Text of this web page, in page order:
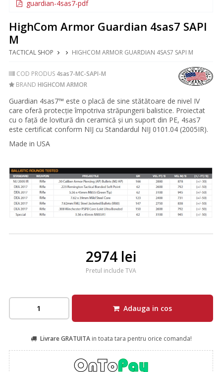
guardian-4sas7-pdf
HighCom Armor Guardian 4sas7 SAPI
M
TACTICAL SHOP HIGHCOM ARMOR GUARDIAN 4SAS7 SAPI M
COD PRODUS 4sas7-MC-SAPI-M
BRAND HIGHCOM ARMOR
Guardian 4sas7™ este o placă de sine stătătoare de nivel IV
care oferă protecție împotriva străpungerii balistice. Proiectat
cu o față de lovitură din ceramică și un suport din PE, 4sas7
este certificat conform NIJ cu Standardul NIJ 0101.04 (2005IR).
Made in USA
2974 lei
Pretul include TVA
Adauga in cos
Livrare GRATUITAin toata tara pentru orice comanda!